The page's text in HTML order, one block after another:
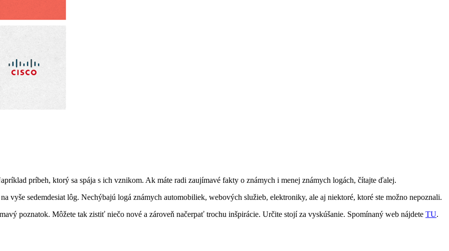
príbeh, ktorý sa spája s ich vznikom. Ak máte radi zaujímavé fakty o známych i menej známych logách, čítajte ďalej.
vyše sedemdesiat lôg. Nechýbajú logá známych automobiliek, webových služieb, elektroniky, ale aj niektoré, ktoré ste možno nepoznali.
poznatok. Môžete tak zistiť niečo nové a zároveň načerpať trochu inšpirácie. Určite stojí za vyskúšanie. Spomínaný web nájdete TU.